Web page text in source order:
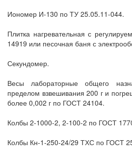
Иономер И-130 по ТУ 25.05.11-044.
Плитка нагревательная с
14919 или песочная баня с
Секундомер.
Весы лабораторные общего
пределом взвешивания 200 г и
более 0,002 г по ГОСТ 24104.
Колбы 2-1000-2, 2-100-2 по ГОСТ
Колбы Кн-1-250-24/29 ТХС по ГОСТ